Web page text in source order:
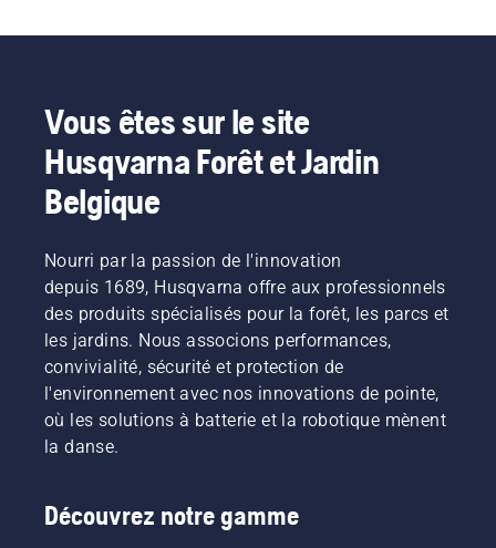
Vous êtes sur le site
Husqvarna Forêt et Jardin
Belgique
Nourri par la passion de l'innovation
depuis 1689, Husqvarna offre aux professionnels
des produits spécialisés pour la forêt, les parcs et
les jardins. Nous associons performances,
convivialité, sécurité et protection de
l'environnement avec nos innovations de pointe,
où les solutions à batterie et la robotique mènent
la danse.
Découvrez notre gamme